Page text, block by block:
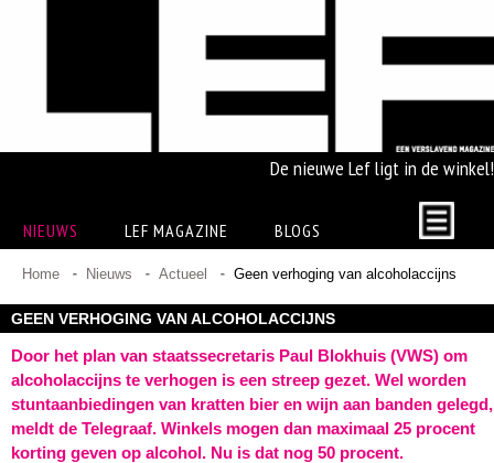
De nieuwe Lef ligt in de winkel!
NIEUWS LEF MAGAZINE BLOGS
Home Nieuws Actueel Geen verhoging van alcoholaccijns
GEEN VERHOGING VAN ALCOHOLACCIJNS
Door het plan van staatssecretaris Paul Blokhuis (VWS) om
alcoholaccijns te verhogen is een streep gezet. Wel worden
stuntaanbiedingen van kratten bier en wijn aan banden gelegd,
meldt de Telegraaf. Winkels mogen dan maximaal 25 procent
korting geven op alcohol. Nu is dat nog 50 procent.